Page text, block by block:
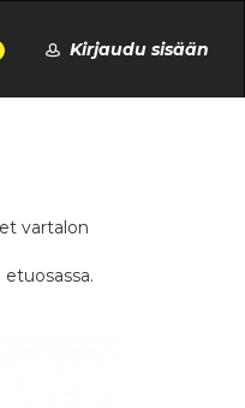
Kirjaudu sisään
vartalon